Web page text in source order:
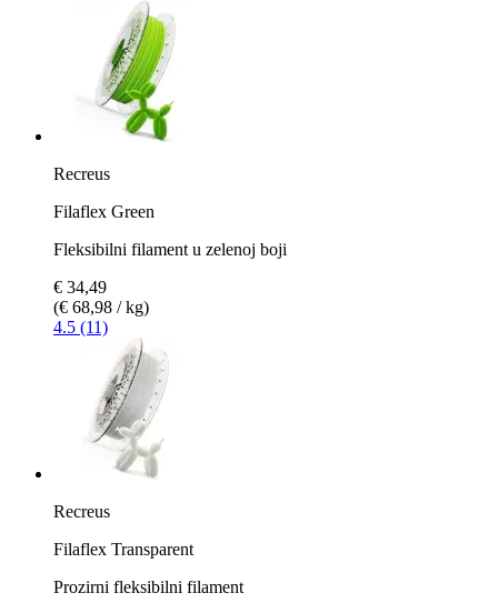
Recreus
Filaflex Green
Fleksibilni filament u zelenoj boji
€ 34,49
(€ 68,98 / kg)
4.5 (11)
Recreus
Filaflex Transparent
Prozirni fleksibilni filament